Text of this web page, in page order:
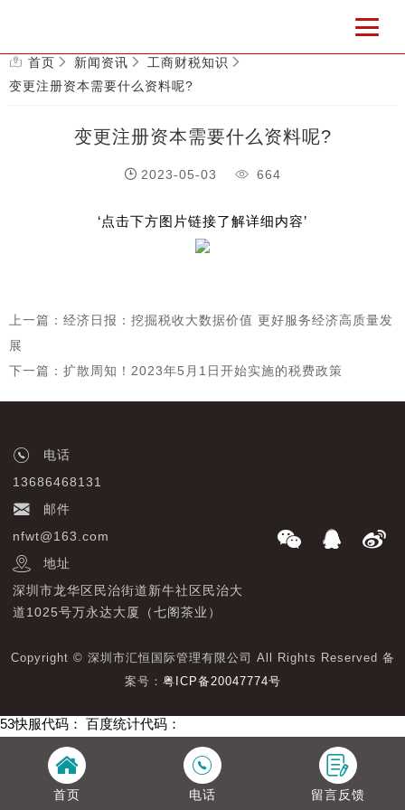
首页 新闻资讯
工商财税知识
变更注册资本需要什么资料呢?
变更注册资本需要什么资料呢?
2023-05-03 664
‘点击下方图片链接了解详细内容’
上一篇：经济日报：挖掘税收大数据价值 更好服务经济高质量发
展
下一篇：扩散周知！2023年5月1日开始实施的税费政策
电话
13686468131
邮件
nfwt@163.com
地址
深圳市龙华区民治街道新牛社区民治大
道1025号万永达大厦（七阁茶业）
Copyright © 深圳市汇恒国际管理有限公司 All Rights Reserved 备
案号： 粤ICP备20047774号
首页 电话 留言反馈
53快服代码： 百度统计代码：